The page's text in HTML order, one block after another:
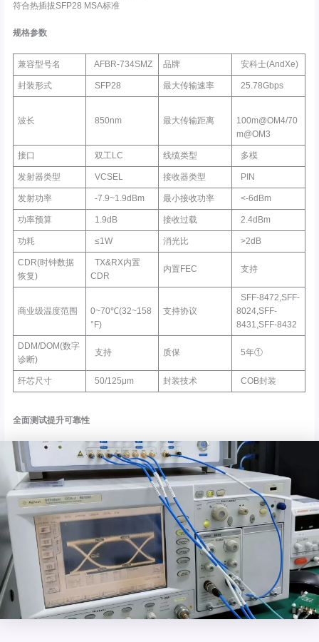
符合热插拔SFP28 MSA标准
规格参数
兼容型号名 AFBR-734SMZ 品牌 安科士(AndXe)
封装形式 SFP28 最大传输速率 25.78Gbps
波长 850nm 最大传输距离
100m@OM4/70
m@OM3
接口 双工LC 线缆类型 多模
发射器类型 VCSEL 接收器类型 PIN
发射功率 -7.9~1.9dBm 最小接收功率 <-6dBm
功率预算 1.9dB 接收过载 2.4dBm
功耗 ≤1W 消光比 >2dB
CDR(时钟数据
恢复)
TX&RX内置
CDR
内置FEC 支持
商业级温度范围
0~70℃(32~158
°F)
支持协议
SFF-8472,SFF-
8024,SFF-
8431,SFF-8432
DDM/DOM(数字
诊断)
支持 质保 5年①
纤芯尺寸 50/125μm 封装技术 COB封装
全面测试提升可靠性